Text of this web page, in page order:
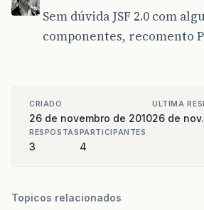
Sem dúvida JSF 2.0 com
componentes, recomento
CRIADO
26 de novembro de 2010
ULTIMA
26 de
RESPOSTAS
3
PARTICIPANTES
4
Topicos relacionados